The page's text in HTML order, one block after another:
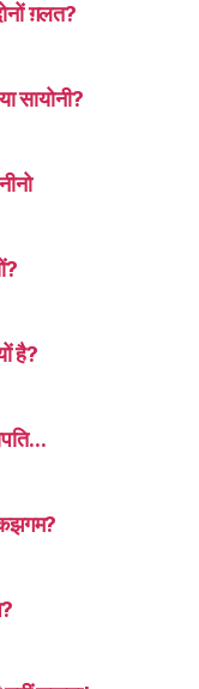
ग़लत?
सायोनी?
है?